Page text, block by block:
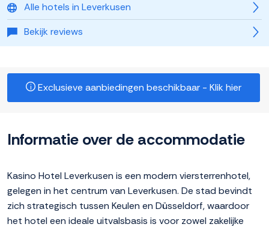
Alle hotels in Leverkusen
Bekijk reviews
Exclusieve aanbiedingen beschikbaar - Klik hier
Informatie over de accommodatie
Kasino Hotel Leverkusen is een modern viersterrenhotel,
gelegen in het centrum van Leverkusen. De stad bevindt
zich strategisch tussen Keulen en Düsseldorf, waardoor
het hotel een ideale uitvalsbasis is voor zowel zakelijke